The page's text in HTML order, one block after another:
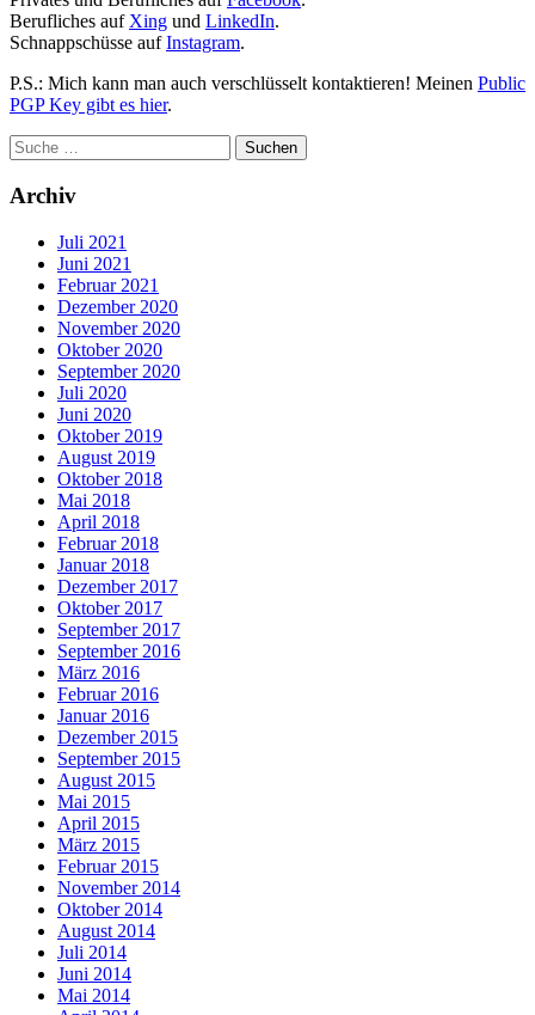
Berufliches auf Xing und LinkedIn.
Schnappschüsse aufInstagram.
P.S.: Mich kann man auch verschlüsselt kontaktieren! Meinen Public
PGP Key gibt es hier.
Archiv
Juli 2021
Juni 2021
Februar 2021
Dezember 2020
November 2020
Oktober 2020
September 2020
Juli 2020
Juni 2020
Oktober 2019
August 2019
Oktober 2018
Mai 2018
April 2018
Februar 2018
Januar 2018
Dezember 2017
Oktober 2017
September 2017
September 2016
März 2016
Februar 2016
Januar 2016
Dezember 2015
September 2015
August 2015
Mai 2015
April 2015
März 2015
Februar 2015
November 2014
Oktober 2014
August 2014
Juli 2014
Juni 2014
Mai 2014